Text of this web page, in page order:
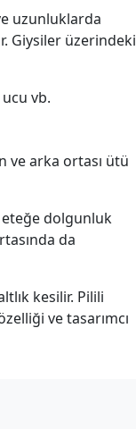
uzunluklarda
Giysiler üzerindeki
vb.
ve arka ortası ütü
eteğe dolgunluk
da
kesilir. Pilili
ve tasarımcı